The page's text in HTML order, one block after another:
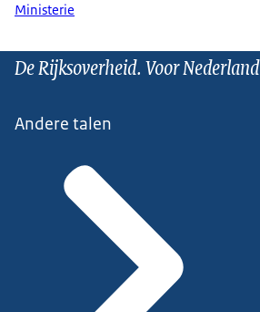
Ministerie
De Rijksoverheid. Voor Nederland
Andere talen